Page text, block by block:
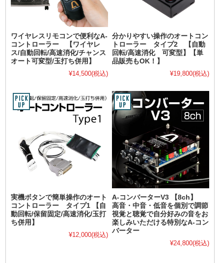
ワイヤレスリモコンで便利なA-
コントローラー 【ワイヤレ
ス/自動回転/高速消化/チャンス
オート可変型/玉打ち併用】
¥14,500(税込)
分かりやすい操作のオートコン
トローラー タイプ2 【自動
回転/高速消化 可変型】【単
品販売もOK！】
¥19,800(税込)
実機ボタンで簡単操作のオート
コントローラー タイプ1 【自
動回転/保留固定/高速消化/玉打
ち併用】
¥12,000(税込)
A-コンバーターV3 【8ch】
高音・中音・低音を個別で調節
視覚と聴覚で自分好みの音をお
楽しみいただける特別なA-コン
バーター
¥24,800(税込)